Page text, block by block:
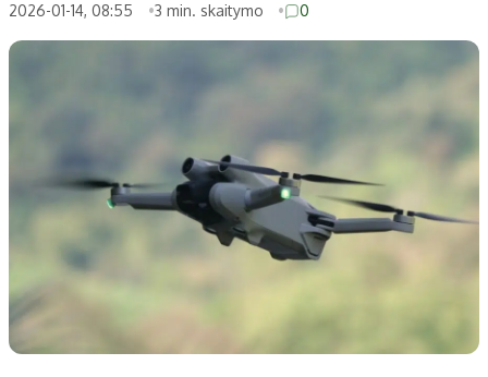
Dirbtinis intelektas
Gineso rekordai
Dienos naujienos
Ekonomikos naujienos
Kauno miesto
Klaipėdos miesto
Šiaulių miesto
Alytaus miesto
Marijampolės
Druskininkų
Utenos rajono
Jonavos rajono
Vilkaviškio rajono
Prienų rajono
2026-01-14, 08:55
3 min. skaitymo 0